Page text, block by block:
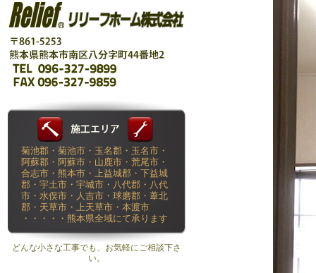
菊池郡・菊池市・玉名郡・玉名市・
阿蘇郡・阿蘇市・山鹿市・荒尾市・
合志市・熊本市・上益城郡・下益城
郡・宇土市・宇城市・八代郡・八代
市・水俣市・人吉市・球磨郡・葦北
郡・天草市・上天草市・本渡市
・・・・・熊本県全域にて承ります
どんな小さな工事でも、お気軽にご相談下さ
い。